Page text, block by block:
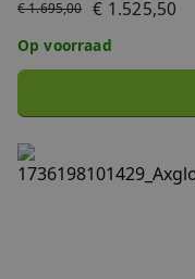
€ 1.695,00 € 1.525,50
Op voorraad
Axglo e3 & e5 accu